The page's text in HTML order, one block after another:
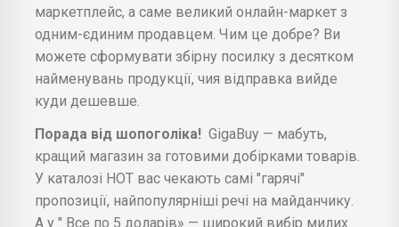
маркетплейс, а саме великий онлайн-маркет з
одним-єдиним продавцем. Чим це добре? Ви
можете сформувати збірну посилку з десятком
найменувань продукції, чия відправка вийде
куди дешевше.
Порада від шопоголіка! GigaBuy — мабуть,
кращий магазин за готовими добірками товарів.
У каталозі НОТ вас чекають самі "гарячі"
пропозиції, найпопулярніші речі на майданчику.
А у " Все по 5 доларів» — широкий вибір милих